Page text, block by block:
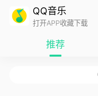
QQ音乐
打开APP收藏下载
推荐